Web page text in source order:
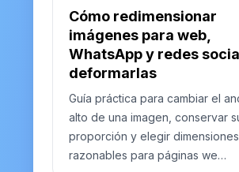
Cómo redimensionar
imágenes para web,
WhatsApp y redes
deformarlas
Guía práctica para cambiar el
alto de una imagen, conservar
proporción y elegir dimensiones
razonables para páginas we…